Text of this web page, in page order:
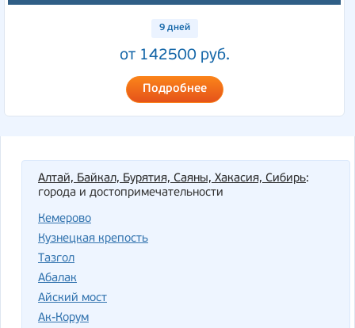
9 дней
от 142500 руб.
Подробнее
Алтай, Байкал, Бурятия, Саяны, Хакасия, Сибирь:
города и достопримечательности
Кемерово
Кузнецкая крепость
Тазгол
Абалак
Айский мост
Ак-Корум